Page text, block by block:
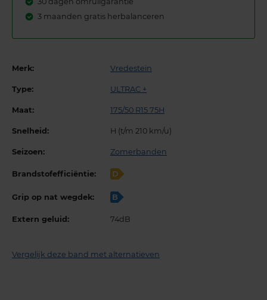
3 maanden gratis herbalanceren
Merk: Vredestein
Type: ULTRAC +
Maat: 175/50 R15 75H
Snelheid: H (t/m 210 km/u)
Seizoen: Zomerbanden
Brandstofefficiëntie: D
Grip op nat wegdek: B
Extern geluid: 74dB
Vergelijk deze band met alternatieven